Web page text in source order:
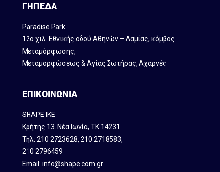
ΓΗΠΕΔΑ
Paradise Park
12ο χιλ. Εθνικής οδού Αθηνών – Λαμίας, κόμβος
Mεταμόρφωσης,
Μεταμορφώσεως & Αγίας Σωτήρας, Αχαρνές
ΕΠΙΚΟΙΝΩΝΙΑ
SHAPE IKE
Κρήτης 13, Νέα Ιωνία, ΤΚ 14231
Τηλ: 210 2723628, 210 2718583,
210 2796459
Email: info@shape.com.gr